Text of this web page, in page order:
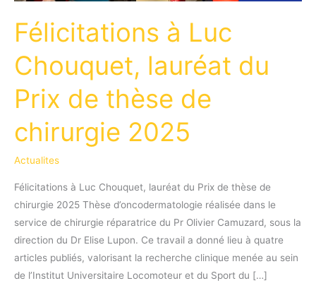
Félicitations à Luc
Chouquet, lauréat du
Prix de thèse de
chirurgie 2025
Actualites
Félicitations à Luc Chouquet, lauréat du Prix de thèse de
chirurgie 2025 Thèse d’oncodermatologie réalisée dans le
service de chirurgie réparatrice du Pr Olivier Camuzard, sous la
direction du Dr Elise Lupon. Ce travail a donné lieu à quatre
articles publiés, valorisant la recherche clinique menée au sein
de l’Institut Universitaire Locomoteur et du Sport du […]